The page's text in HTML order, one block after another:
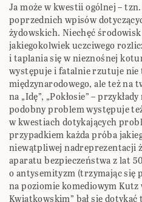
Ja może w kwestii ogólnej –
poprzednich wpisów
żydowskich. Niechęć
jakiegokolwiek uczciwego
i taplania się w nieznośnej
występuje i fatalnie rzutuje nie
międzynarodowego, ale też na
na „Idę”, „Pokłosie” –
podobny problem występuje
w kwestiach dotykających
przypadkiem każda próba
niewątpliwej nadreprezentacji
aparatu bezpieczeństwa z lat
o antysemityzm (trzymając się
na poziomie komediowym Kutz
Kwiatkowskim” bał się dotykać